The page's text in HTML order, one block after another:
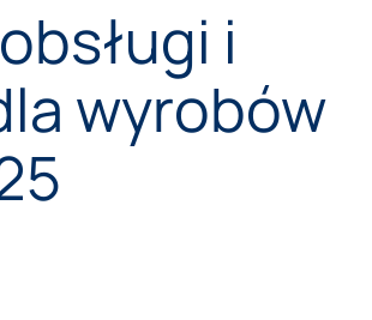
i
wyrobów